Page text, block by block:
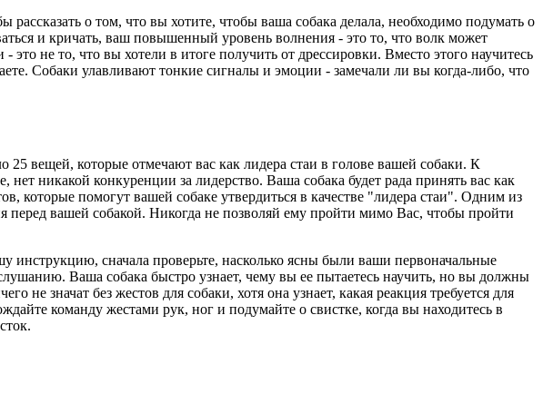
о том, что вы хотите, чтобы ваша собака делала, необходимо подумать о
и кричать, ваш повышенный уровень волнения - это то, что волк может
не то, что вы хотели в итоге получить от дрессировки. Вместо этого научитесь
Собаки улавливают тонкие сигналы и эмоции - замечали ли вы когда-либо, что
вещей, которые отмечают вас как лидера стаи в голове вашей собаки. К
никакой конкуренции за лидерство. Ваша собака будет рада принять вас как
которые помогут вашей собаке утвердиться в качестве "лидера стаи". Одним из
перед вашей собакой. Никогда не позволяй ему пройти мимо Вас, чтобы пройти
инструкцию, сначала проверьте, насколько ясны были ваши первоначальные
Ваша собака быстро узнает, чему вы ее пытаетесь научить, но вы должны
значат без жестов для собаки, хотя она узнает, какая реакция требуется для
команду жестами рук, ног и подумайте о свистке, когда вы находитесь в